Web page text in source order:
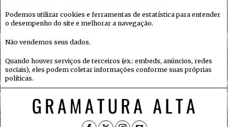
Podemos utilizar cookies e ferramentas de estatística para entender
o desempenho do site e melhorar a navegação.
Não vendemos seus dados.
Quando houver serviços de terceiros (ex.: embeds, anúncios, redes
sociais), eles podem coletar informações conforme suas próprias
políticas.